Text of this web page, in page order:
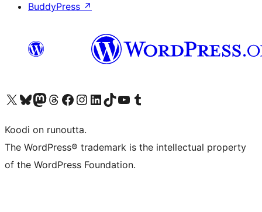
BuddyPress ↗
Visit our X (formerly Twitter) account
Visit our Bluesky account
Visit our Mastodon account
Visit our Threads account
Visit our Facebook page
Visit our Instagram account
Visit our LinkedIn account
Visit our TikTok account
Näytä YouTube-kanava
Visit our Tumblr account
Koodi on runoutta.
The WordPress® trademark is the intellectual property
of the WordPress Foundation.